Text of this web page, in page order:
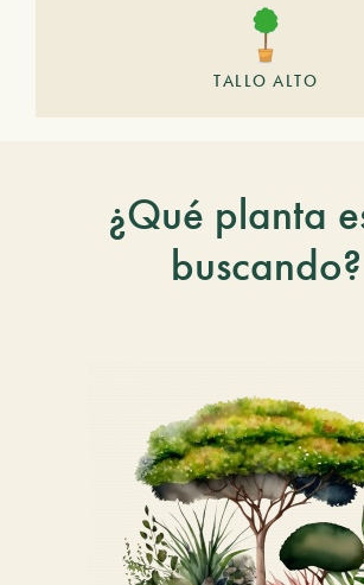
TALLO ALTO
¿Qué planta
buscando?